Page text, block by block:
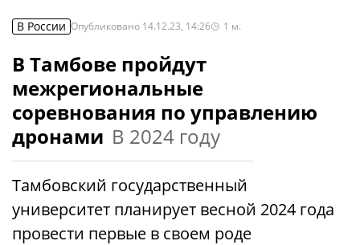
В России Опубликовано 14.12.23, 14:26 1 м.
В Тамбове пройдут
межрегиональные
соревнования по управлению
дронами В 2024 году
Тамбовский государственный
университет планирует весной 2024 года
провести первые в своем роде